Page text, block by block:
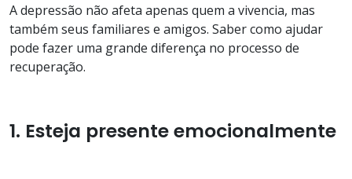
A depressão não afeta apenas quem a vivencia, mas
também seus familiares e amigos. Saber como ajudar
pode fazer uma grande diferença no processo de
recuperação.
1. Esteja presente emocionalmente